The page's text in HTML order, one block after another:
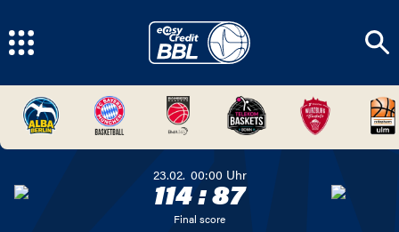
23.02. 00:00 Uhr
114:87
Final score